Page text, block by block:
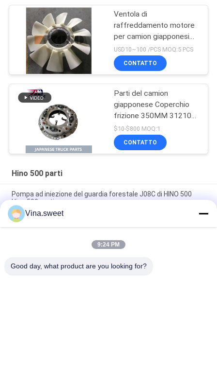
Ventola di
raffreddamento motore
per camion giapponesi
per HINO 500 RANGER
J08E EURO 4 10 PALE
USD10~100 /PCS MOQ:5 PCS
CONTATTO
Parti del camion
giapponese Coperchio
frizione 350MM 31210-
2621 HNC540 per
camion HINO 500
RANGER J08C J08CT in
$10-$800 MOQ:1
CONTATTO
Hino 500 parti
Pompa ad iniezione del guardia forestale J08C di HINO 500
Hino 500 parti
Pistone di Hino J08E delle componenti del motore del camion
S130A-E0101
Ricambi auto Hino dell'albero a camme del guardia forestale
Vina.sweet
9:24 PM
Good day, what product are you looking for?